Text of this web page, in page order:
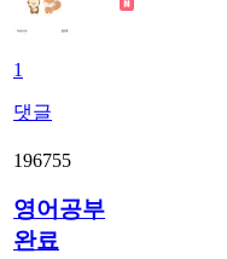
1
댓글
196755
영어공부
완료